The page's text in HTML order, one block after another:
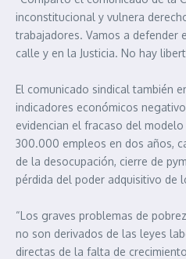
inconstitucional y vulnera
trabajadores. Vamos a defender
calle y en la Justicia. No hay
El comunicado sindical también
indicadores económicos
evidencian el fracaso del
300.000 empleos en dos años,
de la desocupación, cierre de
pérdida del poder adquisitivo de
“Los graves problemas de
no son derivados de las leyes
directas de la falta de